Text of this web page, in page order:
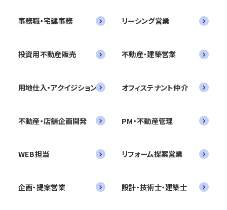
事務職・宅建事務 リーシング営業
投資用不動産販売 不動産・建築営業
用地仕入・アクイジション オフィステナント仲介
不動産・店舗企画開発 PM・不動産管理
WEB担当 リフォーム提案営業
企画・提案営業 設計・技術士・建築士